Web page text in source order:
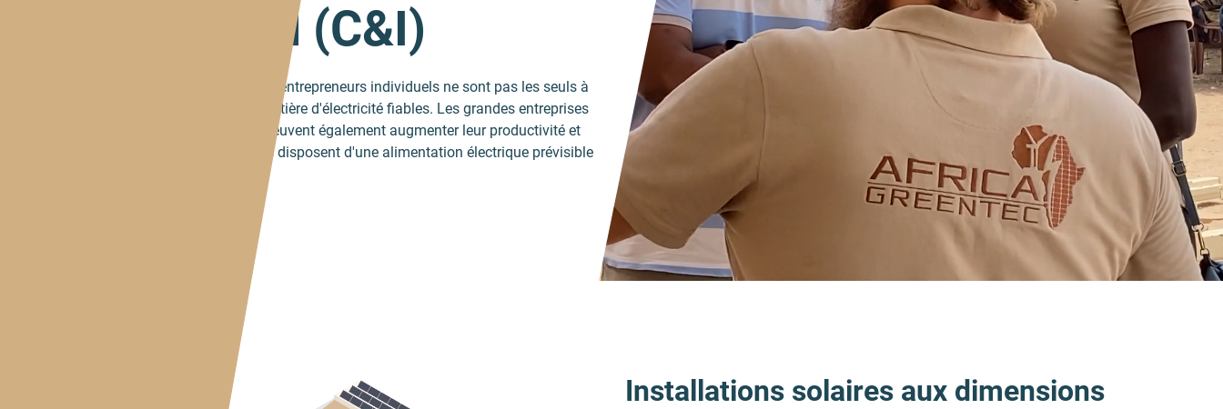
Industriel (C&I)
Les communes rurales et les entrepreneurs individuels ne sont pas les seuls à
bénéficier de solutions en matière d'électricité fiables. Les grandes entreprises
industrielles et de services peuvent également augmenter leur productivité et
leur chiffre d'affaires si elles disposent d'une alimentation électrique prévisible
Installations solaires aux dimensions